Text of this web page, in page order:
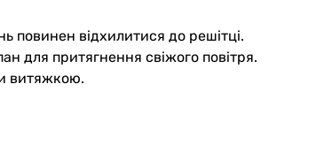
повинен відхилитися до решітці.
для притягнення свіжого повітря.
витяжкою.